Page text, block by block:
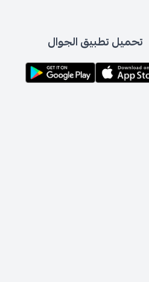
تحميل تطبيق الجوال